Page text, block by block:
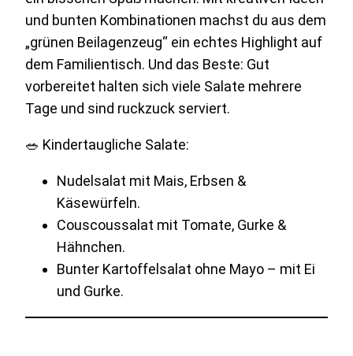
und bunten Kombinationen machst du aus dem
„grünen Beilagenzeug“ ein echtes Highlight auf
dem Familientisch. Und das Beste: Gut
vorbereitet halten sich viele Salate mehrere
Tage und sind ruckzuck serviert.
🥗 Kindertaugliche Salate:
Nudelsalat mit Mais, Erbsen &
Käsewürfeln.
Couscoussalat mit Tomate, Gurke &
Hähnchen.
Bunter Kartoffelsalat ohne Mayo – mit Ei
und Gurke.